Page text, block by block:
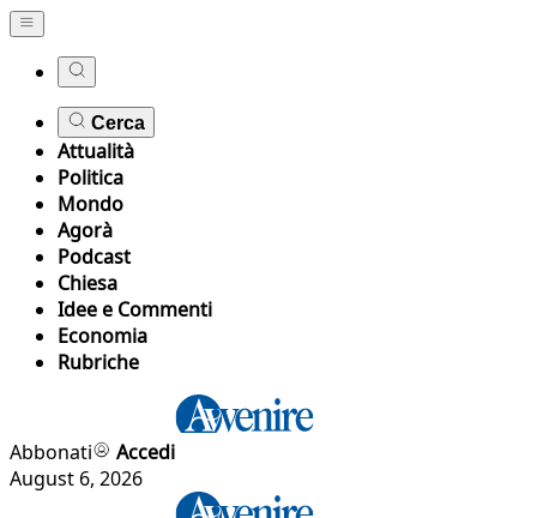
Cerca
Attualità
Politica
Mondo
Agorà
Podcast
Chiesa
Idee e Commenti
Economia
Rubriche
Abbonati
Accedi
August 6, 2026